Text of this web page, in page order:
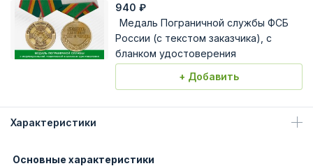
940 ₽
Медаль Пограничной службы ФСБ
России (с текстом заказчика), с
бланком удостоверения
+ Добавить
Характеристики
Основные характеристики